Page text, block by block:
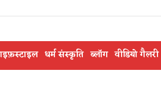
धर्म संस्कृति ब्लॉग वीडियो गैलरी